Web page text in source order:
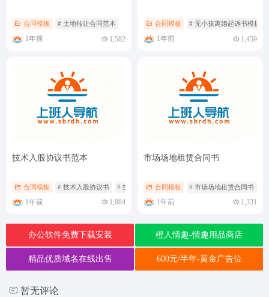
合同模板 # 土地转让合同范本
1年前 1,582
合同模板 # 无小孩离婚起诉书模板范
1年前 1,459
技术入股协议书范本
合同模板 # 技术入股协议书 # 技术入股协议书范本
1年前 1,884
市场场地租赁合同书
合同模板 # 市场场地租赁合同书
1年前 1,331
办公软件免费下载安装 橙人情趣-情趣用品商店
精品优质域名在线出售 600元/半年-黄金广告位
暂无评论